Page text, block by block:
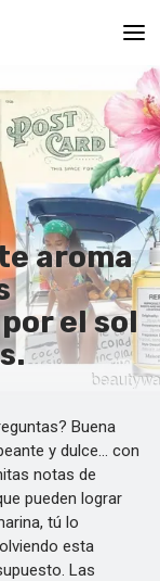
aroma
el sol
Buena
y dulce... con
notas de
pueden lograr
tú lo
esta
Las